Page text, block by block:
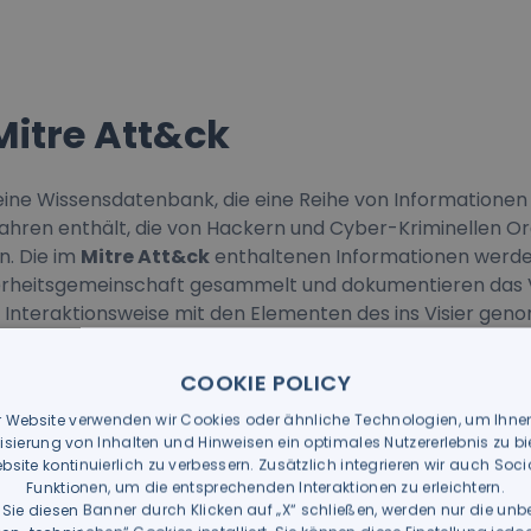
Att&ck
Wissensdatenbank, die eine Reihe von
enthält, die von Hackern und Cyber-Kriminellen
Die im Mitre Att&ckenthaltenen Informationen
gesammelt und dokumentieren das
mit den Elementen des ins Visier
Mitre Corporation, einem gemeinnützigen
der das Ziel hat, Regierungsbehörden in
zu unterstützen. Der Name des
Techniques & Common Knowledge.
es daher, die von Hackern verwendeten
sie in leicht zugängliche Matrizen eingefügt werden..
COOKIE POLICY
Website verwenden wir Cookies oder ähnliche Technologien, um
von Inhalten und Hinweisen ein optimales Nutzererlebnis zu
kontinuierlich zu verbessern. Zusätzlich integrieren wir auch
Funktionen, um die entsprechenden Interaktionen zu erleichtern.
diesen Banner durch Klicken auf „X“ schließen, werden nur die